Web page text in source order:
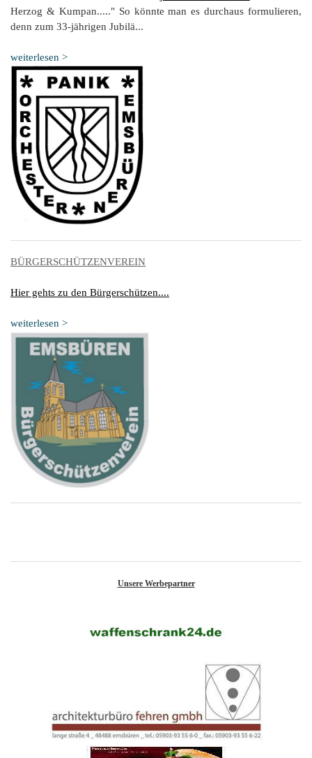
Herzog & Kumpan....." So könnte man es durchaus formulieren,
denn zum 33-jährigen Jubilä...
weiterlesen >
BÜRGERSCHÜTZENVEREIN
Hier gehts zu den Bürgerschützen....
weiterlesen >
Unsere Werbepartner